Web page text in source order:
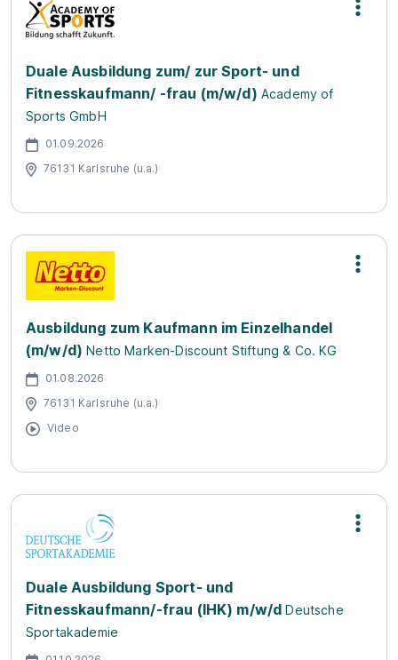
Duale Ausbildung zum/ zur Sport- und
Fitnesskaufmann/ -frau (m/w/d) Academy of
Sports GmbH
01.09.2026
76131 Karlsruhe (u.a.)
Ausbildung zum Kaufmann im Einzelhandel
(m/w/d) Netto Marken-Discount Stiftung & Co. KG
01.08.2026
76131 Karlsruhe (u.a.)
Video
Duale Ausbildung Sport- und
Fitnesskaufmann/-frau (IHK) m/w/d Deutsche
Sportakademie